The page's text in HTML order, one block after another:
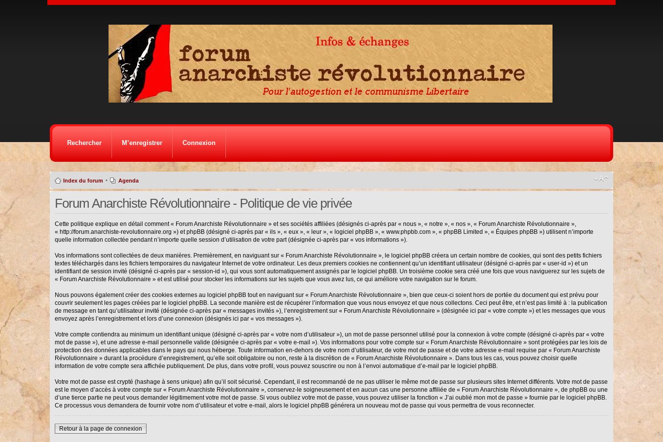
Rechercher M’enregistrer Connexion
Index du forum • Agenda
Forum Anarchiste Révolutionnaire - Politique de vie privée
Cette politique explique en détail comment « Forum Anarchiste Révolutionnaire » et ses sociétés affiliées (désignés ci-après par « nous », « notre », « nos », « Forum Anarchiste Révolutionnaire »,
« http://forum.anarchiste-revolutionnaire.org ») et phpBB (désigné ci-après par « ils », « eux », « leur », « logiciel phpBB », « www.phpbb.com », « phpBB Limited », « Équipes phpBB ») utilisent n’importe
quelle information collectée pendant n’importe quelle session d’utilisation de votre part (désignée ci-après par « vos informations »).
Vos informations sont collectées de deux manières. Premièrement, en naviguant sur « Forum Anarchiste Révolutionnaire », le logiciel phpBB créera un certain nombre de cookies, qui sont des petits fichiers
textes téléchargés dans les fichiers temporaires du navigateur Internet de votre ordinateur. Les deux premiers cookies ne contiennent qu’un identifiant utilisateur (désigné ci-après par « user-id ») et un
identifiant de session invité (désigné ci-après par « session-id »), qui vous sont automatiquement assignés par le logiciel phpBB. Un troisième cookie sera créé une fois que vous naviguerez sur les sujets de
« Forum Anarchiste Révolutionnaire » et est utilisé pour stocker les informations sur les sujets que vous avez lus, ce qui améliore votre navigation sur le forum.
Nous pouvons également créer des cookies externes au logiciel phpBB tout en naviguant sur « Forum Anarchiste Révolutionnaire », bien que ceux-ci soient hors de portée du document qui est prévu pour
couvrir seulement les pages créées par le logiciel phpBB. La seconde manière est de récupérer l’information que vous nous envoyez et que nous collectons. Ceci peut être, et n’est pas limité à : la publication
de message en tant qu’utilisateur invité (désignée ci-après par « messages invités »), l’enregistrement sur « Forum Anarchiste Révolutionnaire » (désignée ici par « votre compte ») et les messages que vous
envoyez après l’enregistrement et lors d’une connexion (désignés ici par « vos messages »).
Votre compte contiendra au minimum un identifiant unique (désigné ci-après par « votre nom d’utilisateur »), un mot de passe personnel utilisé pour la connexion à votre compte (désigné ci-après par « votre
mot de passe »), et une adresse e-mail personnelle valide (désignée ci-après par « votre e-mail »). Vos informations pour votre compte sur « Forum Anarchiste Révolutionnaire » sont protégées par les lois de
protection des données applicables dans le pays qui nous héberge. Toute information en-dehors de votre nom d’utilisateur, de votre mot de passe et de votre adresse e-mail requise par « Forum Anarchiste
Révolutionnaire » durant la procédure d’enregistrement, qu’elle soit obligatoire ou non, reste à la discrétion de « Forum Anarchiste Révolutionnaire ». Dans tous les cas, vous pouvez choisir quelle
information de votre compte sera affichée publiquement. De plus, dans votre profil, vous pouvez souscrire ou non à l’envoi automatique d’e-mail par le logiciel phpBB.
Votre mot de passe est crypté (hashage à sens unique) afin qu’il soit sécurisé. Cependant, il est recommandé de ne pas utiliser le même mot de passe sur plusieurs sites Internet différents. Votre mot de passe
est le moyen d’accès à votre compte sur « Forum Anarchiste Révolutionnaire », conservez-le soigneusement et en aucun cas une personne affiliée de « Forum Anarchiste Révolutionnaire », de phpBB ou une
d’une tierce partie ne peut vous demander légitimement votre mot de passe. Si vous oubliez votre mot de passe, vous pouvez utiliser la fonction « J’ai oublié mon mot de passe » fournie par le logiciel phpBB.
Ce processus vous demandera de fournir votre nom d’utilisateur et votre e-mail, alors le logiciel phpBB générera un nouveau mot de passe qui vous permettra de vous reconnecter.
Retour à la page de connexion